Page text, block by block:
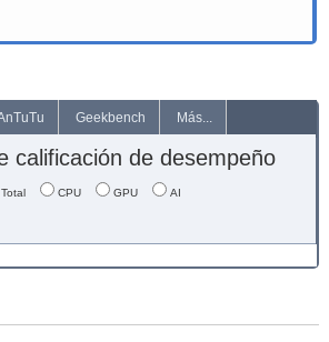
Geekbench Más...
calificación de desempeño
Total CPU GPU AI